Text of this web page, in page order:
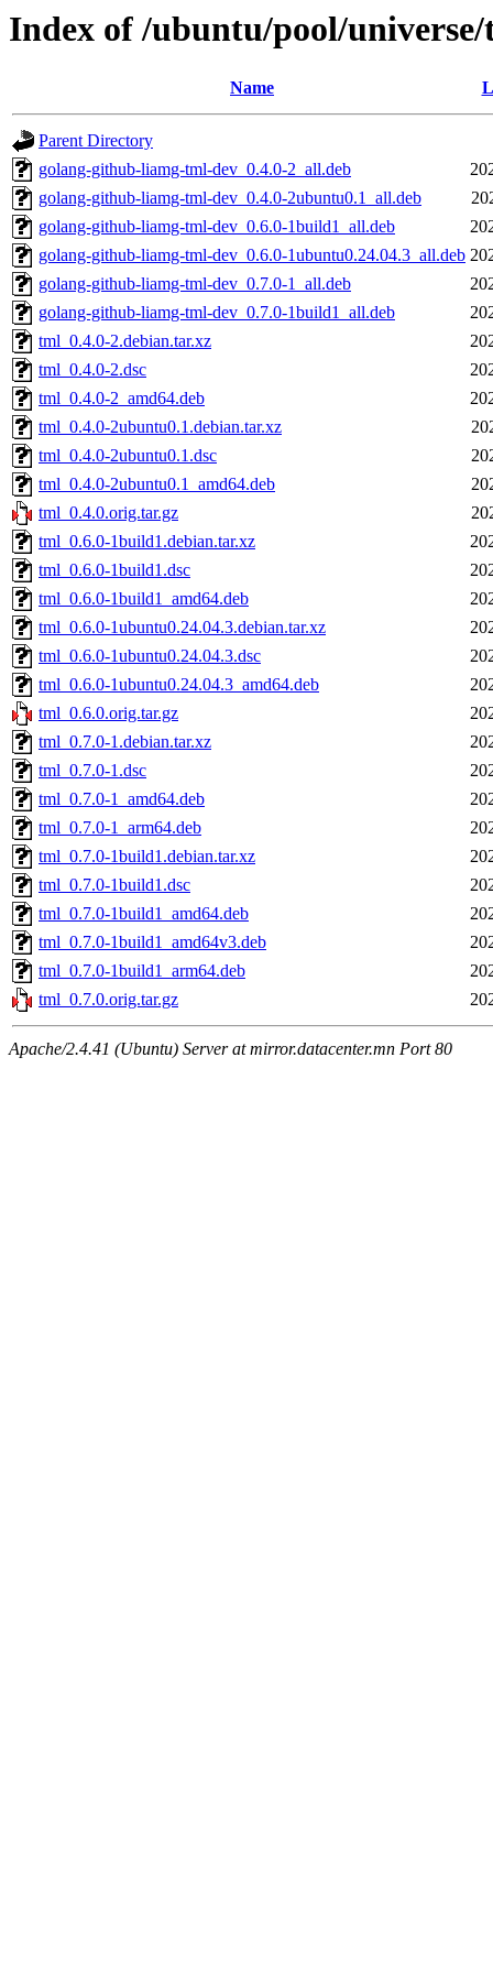
Index of /ubuntu/pool/
Name
Parent Directory
golang-github-liamg-tml-dev_0.4.0-2_all.deb
golang-github-liamg-tml-dev_0.4.0-2ubuntu0.1_all.deb
golang-github-liamg-tml-dev_0.6.0-1build1_all.deb
golang-github-liamg-tml-dev_0.6.0-1ubuntu0.24.04.3_all.deb
golang-github-liamg-tml-dev_0.7.0-1_all.deb
golang-github-liamg-tml-dev_0.7.0-1build1_all.deb
tml_0.4.0-2.debian.tar.xz
tml_0.4.0-2.dsc
tml_0.4.0-2_amd64.deb
tml_0.4.0-2ubuntu0.1.debian.tar.xz
tml_0.4.0-2ubuntu0.1.dsc
tml_0.4.0-2ubuntu0.1_amd64.deb
tml_0.4.0.orig.tar.gz
tml_0.6.0-1build1.debian.tar.xz
tml_0.6.0-1build1.dsc
tml_0.6.0-1build1_amd64.deb
tml_0.6.0-1ubuntu0.24.04.3.debian.tar.xz
tml_0.6.0-1ubuntu0.24.04.3.dsc
tml_0.6.0-1ubuntu0.24.04.3_amd64.deb
tml_0.6.0.orig.tar.gz
tml_0.7.0-1.debian.tar.xz
tml_0.7.0-1.dsc
tml_0.7.0-1_amd64.deb
tml_0.7.0-1_arm64.deb
tml_0.7.0-1build1.debian.tar.xz
tml_0.7.0-1build1.dsc
tml_0.7.0-1build1_amd64.deb
tml_0.7.0-1build1_amd64v3.deb
tml_0.7.0-1build1_arm64.deb
tml_0.7.0.orig.tar.gz
Apache/2.4.41 (Ubuntu) Server at mirror.datacenter.mn Port 80